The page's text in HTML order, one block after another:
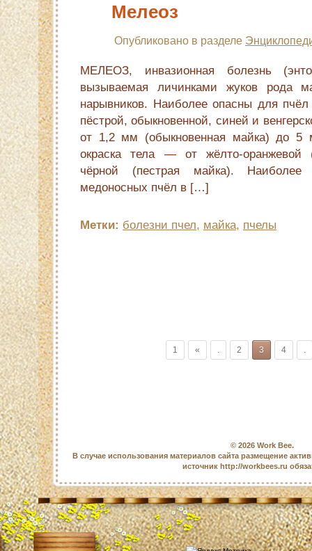
Мелеоз
Опубликовано в разделе
МЕЛЕОЗ, инвазионная болезнь
вызываемая личинками жуков рода
нарывников. Наиболее опасны для
пёстрой, обыкновенной, синей и
от 1,2 мм (обыкновенная майка) до 5
окраска тела — от жёлто-оранжевой
чёрной (пестрая майка). Наиболее
медоносных пчёл в […]
Метки: болезни пчел, майка, пчелы
1 « . 2 3 4 .
© 2026 Work Bee.
В случае использования материалов сайта размещение
источник http://workbees.ru